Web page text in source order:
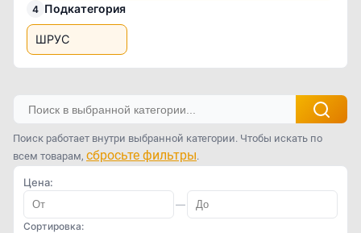
4 Подкатегория
ШРУС
Поиск работает внутри выбранной категории. Чтобы искать по
всем товарам, сбросьте фильтры.
Цена:
—
Сортировка: